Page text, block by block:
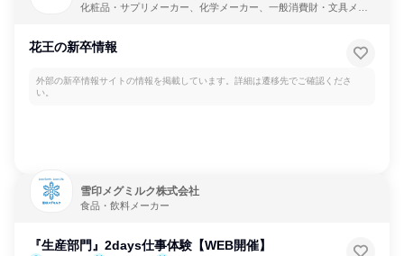
化粧品・サプリメーカー、化学メーカー、一般消費財・文具メー
花王の新卒情報
外部の新卒情報サイトの情報を掲載しています。詳細は遷移先でご確認くださ
い。
雪印メグミルク株式会社
食品・飲料メーカー
『生産部門』2days仕事体験【WEB開催】